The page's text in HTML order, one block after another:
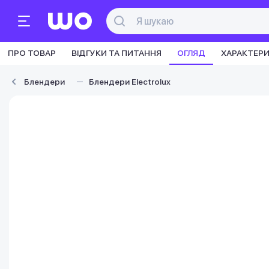
ПРО ТОВАР ВІДГУКИ ТА ПИТАННЯ ОГЛЯД
Блендери Блендери Electrolux